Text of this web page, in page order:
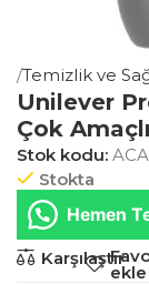
Temizlik ve
Unilever
Çok
Stok kodu:
Stokta
Hemen
Karşılaştır
ekle